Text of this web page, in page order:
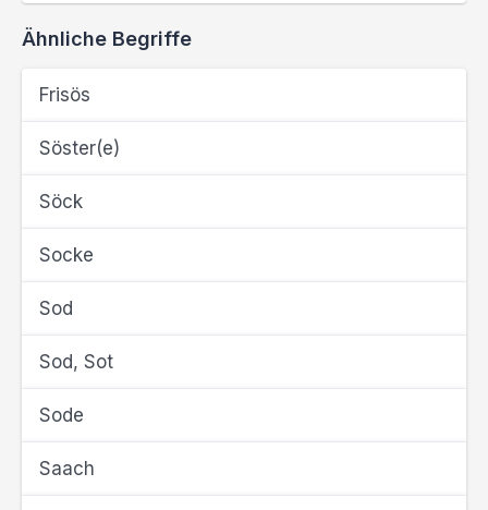
Ähnliche Begriffe
Frisös
Söster(e)
Söck
Socke
Sod
Sod, Sot
Sode
Saach